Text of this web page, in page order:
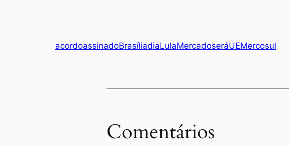
acordoassinadoBrasíliadiaLulaMercadoseráUEMercosul
Comentários